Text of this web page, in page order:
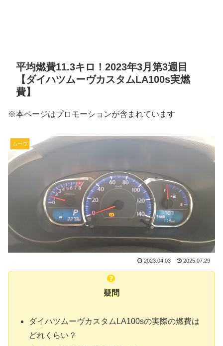
平均燃費11.3キロ！2023年3月第3週目
【ダイハツムーヴカスタムLA100s実燃
費】
※本ページはプロモーションが含まれています
ムーヴ
2023.04.03 2025.07.29
疑問
ダイハツムーヴカスタムLA100sの実際の燃費は
どれくらい？